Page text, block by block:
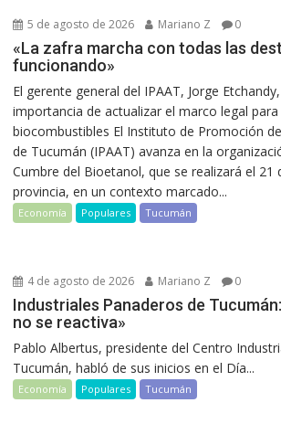
5 de agosto de 2026 Mariano Z 0
«La zafra marcha con todas las
funcionando»
El gerente general del IPAAT, Jorge
importancia de actualizar el marco legal para
biocombustibles El Instituto de Promoción
de Tucumán (IPAAT) avanza en la
Cumbre del Bioetanol, que se realizará el 21
provincia, en un contexto marcado...
Economía Populares Tucumán
4 de agosto de 2026 Mariano Z 0
Industriales Panaderos de
no se reactiva»
Pablo Albertus, presidente del Centro
Tucumán, habló de sus inicios en el Día...
Economía Populares Tucumán